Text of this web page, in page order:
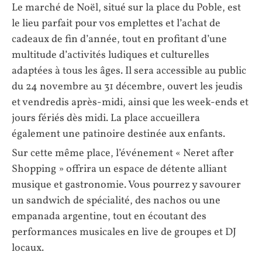
Le marché de Noël, situé sur la place du Poble, est
le lieu parfait pour vos emplettes et l’achat de
cadeaux de fin d’année, tout en profitant d’une
multitude d’activités ludiques et culturelles
adaptées à tous les âges. Il sera accessible au public
du 24 novembre au 31 décembre, ouvert les jeudis
et vendredis après-midi, ainsi que les week-ends et
jours fériés dès midi. La place accueillera
également une patinoire destinée aux enfants.
Sur cette même place, l’événement « Neret after
Shopping » offrira un espace de détente alliant
musique et gastronomie. Vous pourrez y savourer
un sandwich de spécialité, des nachos ou une
empanada argentine, tout en écoutant des
performances musicales en live de groupes et DJ
locaux.